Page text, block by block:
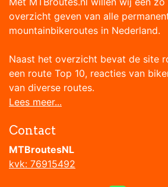
overzicht geven van alle
mountainbikeroutes in Nederland.
Naast het overzicht bevat de site
een route Top 10, reacties van
van diverse routes.
Lees meer...
Contact
MTBroutesNL
kvk: 76915492